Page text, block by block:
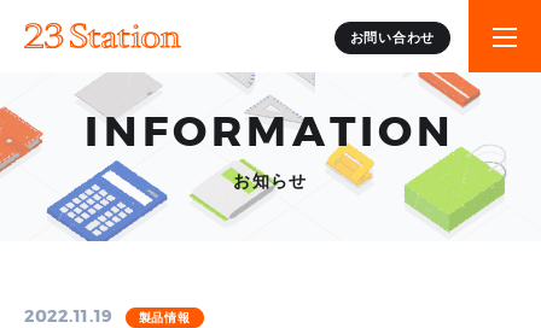
お問い合わせ
INFORMATION
お知らせ
2022.11.19 製品情報